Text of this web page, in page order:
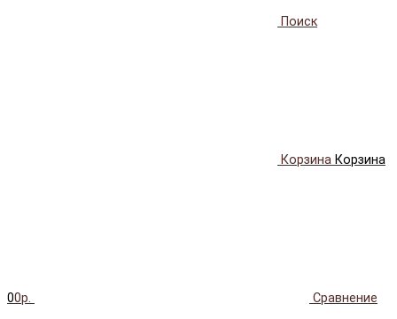
Поиск
Корзина Корзина
00р. Сравнение